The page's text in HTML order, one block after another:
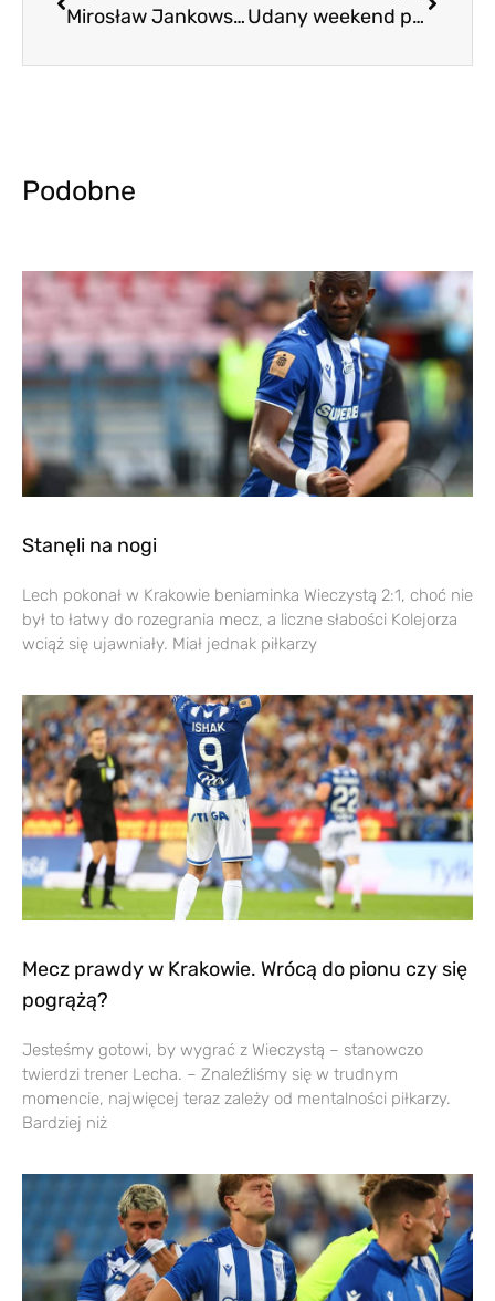
Mirosław Jankowski nie żyje Udany weekend pań z Lecha
Podobne
Stanęli na nogi
Lech pokonał w Krakowie beniaminka Wieczystą 2:1, choć nie
był to łatwy do rozegrania mecz, a liczne słabości Kolejorza
wciąż się ujawniały. Miał jednak piłkarzy
Mecz prawdy w Krakowie. Wrócą do pionu czy się
pogrążą?
Jesteśmy gotowi, by wygrać z Wieczystą – stanowczo
twierdzi trener Lecha. – Znaleźliśmy się w trudnym
momencie, najwięcej teraz zależy od mentalności piłkarzy.
Bardziej niż